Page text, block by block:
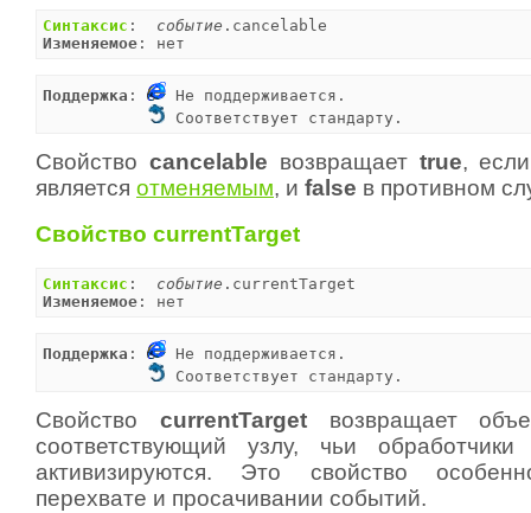
Синтаксис : событие
Изменяемое : нет
Поддержка :
Не поддерживается.
Соответствует стандарту.
Свойство cancelable возвращает true,
является отменяемым, и false в противном
Свойство currentTarget
Синтаксис : событие
Изменяемое : нет
Поддержка :
Не поддерживается.
Соответствует стандарту.
Свойство currentTargetвозвращает
соответствующий узлу, чьи
активизируются. Это свойство
перехвате и просачивании событий.